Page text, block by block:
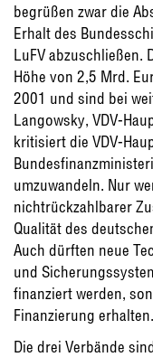
begrüßen zwar die
Erhalt des
LuFV abzuschließen.
Höhe von 2,5 Mrd.
2001 und sind bei
Langowsky, VDV-
kritisiert die VDV-
umzuwandeln. Nur
nichtrückzahlbarer
Qualität des
Auch dürften neue
und
finanziert werden,
Finanzierung erhalten.
Die drei Verbände